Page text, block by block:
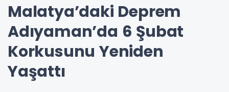
Malatya’daki Deprem
Adıyaman’da 6 Şubat
Korkusunu Yeniden
Yaşattı